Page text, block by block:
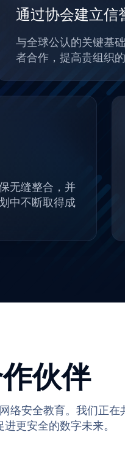
通过协会建立信
与全球公认的关键基
者合作，提高贵组织
无缝整合，并
中不断取得成
伙伴
络安全教育。我们正
更安全的数字未来。